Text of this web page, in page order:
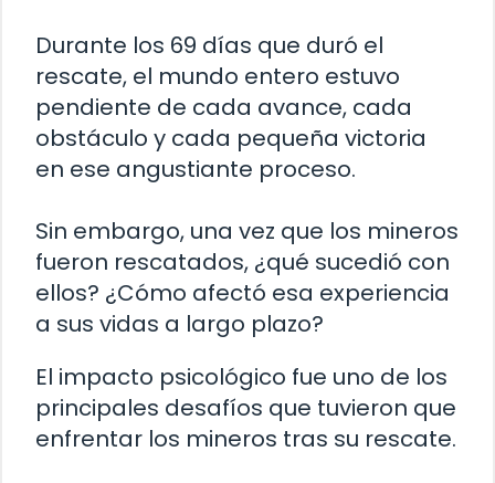
Durante los 69 días que duró el
rescate, el mundo entero estuvo
pendiente de cada avance, cada
obstáculo y cada pequeña victoria
en ese angustiante proceso.
Sin embargo, una vez que los mineros
fueron rescatados, ¿qué sucedió con
ellos? ¿Cómo afectó esa experiencia
a sus vidas a largo plazo?
El impacto psicológico fue uno de los
principales desafíos que tuvieron que
enfrentar los mineros tras su rescate.